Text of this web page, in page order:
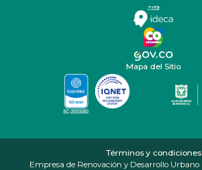
Mapa del Sitio
Términos y condiciones
Empresa de Renovación y Desarrollo Urbano